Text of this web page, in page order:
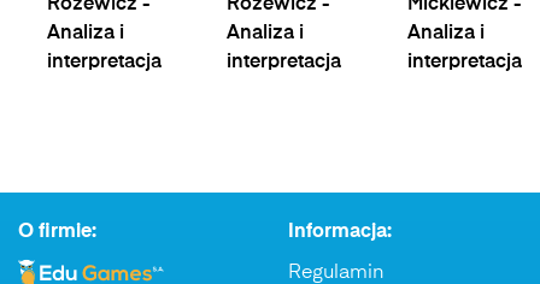
Różewicz -
Analiza i
interpretacja
Różewicz -
Analiza i
interpretacja
Mickiewicz -
Analiza i
interpretacja
O firmie: Informacja:
Regulamin